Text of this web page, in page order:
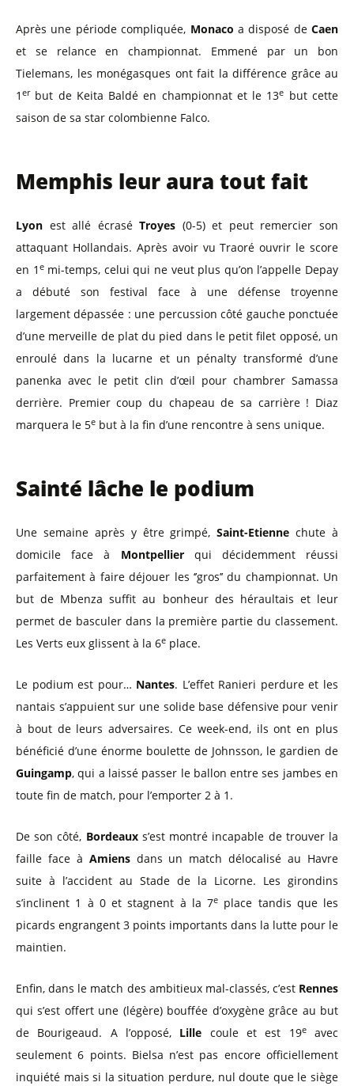
Après une période compliquée, Monaco a disposé de Caen
et se relance en championnat. Emmené par un bon
Tielemans, les monégasques ont fait la différence grâce au
1 erbut de Keita Baldé en championnat et le 13e but cette
saison de sa star colombienne Falco.
Memphis leur aura tout fait
Lyon est allé écraséTroyes (0-5) et peut remercier son
attaquant Hollandais. Après avoir vu Traoré ouvrir le score
en 1 emi-temps, celui qui ne veut plus qu’on l’appelle Depay
a débuté son festival face à une défense troyenne
largement dépassée : une percussion côté gauche ponctuée
d’une merveille de plat du pied dans le petit filet opposé, un
enroulé dans la lucarne et un pénalty transformé d’une
panenka avec le petit clin d’œil pour chambrer Samassa
derrière. Premier coup du chapeau de sa carrière ! Diaz
marquera le 5e but à la fin d’une rencontre à sens unique.
Sainté lâche le podium
Une semaine après y être grimpé,Saint-Etienne chute à
domicile face à Montpellierqui décidemment réussi
parfaitement à faire déjouer les ‘’gros’’ du championnat. Un
but de Mbenza suffit au bonheur des héraultais et leur
permet de basculer dans la première partie du classement.
Les Verts eux glissent à la 6e place.
Le podium est pour… Nantes. L’effet Ranieri perdure et les
nantais s’appuient sur une solide base défensive pour venir
à bout de leurs adversaires. Ce week-end, ils ont en plus
bénéficié d’une énorme boulette de Johnsson, le gardien de
Guingamp, qui a laissé passer le ballon entre ses jambes en
toute fin de match, pour l’emporter 2 à 1.
De son côté, Bordeauxs’est montré incapable de trouver la
faille face à Amiensdans un match délocalisé au Havre
suite à l’accident au Stade de la Licorne. Les girondins
s’inclinent 1 à 0 et stagnent à la 7e place tandis que les
picards engrangent 3 points importants dans la lutte pour le
maintien.
Enfin, dans le match des ambitieux mal-classés, c’est Rennes
qui s’est offert une (légère) bouffée d’oxygène grâce au but
de Bourigeaud. A l’opposé, Lille coule et est 19eavec
seulement 6 points. Bielsa n’est pas encore officiellement
inquiété mais si la situation perdure, nul doute que le siège